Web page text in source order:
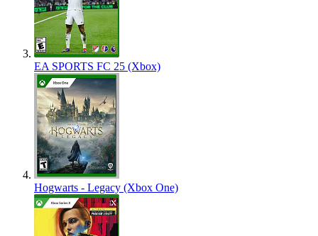
EA SPORTS FC 25 (Xbox)
Hogwarts - Legacy (Xbox One)